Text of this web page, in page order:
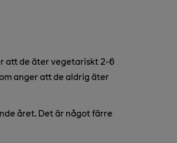
att de äter vegetariskt 2-6
anger att de aldrig äter
året. Det är något färre